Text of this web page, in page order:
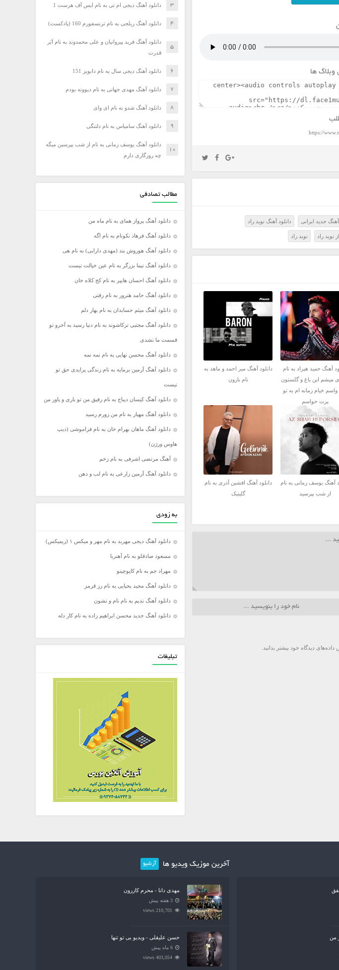
وبلاگ ها
https://
آهنگ جدید ایرانی دانلود آهنگ نوید راد
راد نوید راد
آهنگ حمید هیراد به نام
میشم این باغ و گلستون
خیام زمانه ام به تو
پرت حواسم
دانلود آهنگ میر احمد و ماهد به
نام بارون
آهنگ یوسف زمانی به نام
از شب بپرسید
دانلود آهنگ افشین آذری به نام
گلینیک
دیدگاه خود بیشتر بدانید.
دانلود آهنگ دیجی ام تی به نام ایس آف هرست 1
دانلود آهنگ ریلجی به نام ترنسفورم 160 (پادکست)
دانلود آهنگ فرید پیروانیان و علی محمدوند به نام اَبَر
قدرت
دانلود آهنگ دیجی سال به نام دابویز 151
دانلود آهنگ مهدی جهانی به نام دیوونه بودم
دانلود آهنگ شدو به نام ای وای
دانلود آهنگ سامیاس به نام دلتنگی
دانلود آهنگ یوسف زمانی به نام از شب بپرسین میگه
چه روزگاری دارم
مطالب تصادفی
دانلود آهنگ پرواز همای به نام ماه من
دانلود آهنگ فرهاد نکونام به نام اگه
دانلود آهنگ هوروش بند (مهدی دارابی) به نام هی
دانلود آهنگ نیما بزرگر به نام عین خیالت نیست
دانلود آهنگ احسان هایپر به نام کج کلاه خان
دانلود آهنگ حامد هنرور به نام رفتی
دانلود آهنگ میثم حسابدان به نام بهار دلم
دانلود آهنگ مجتبی ترکاشوند به نام دنیا رسید به آخرو تو
قسمت ما نشدی
دانلود آهنگ محسن نهایی به نام نمه نمه
دانلود آهنگ آرمین برمایه به نام زندگی پرایدی حق تو
نیست
دانلود آهنگ کیسان دیباج به نام رفیق من تو یاری و یاور من
دانلود آهنگ مهیار به نام من زورم رسید
دانلود آهنگ ماهان بهرام خان به نام فراموشی (دیپ
هاوس ورژن)
آهنگ مرتضی اشرفی به نام زخم
دانلود آهنگ آرمین زارعی به نام لب و دهن
به زودی
دانلود آهنگ دیجی مهربد به نام مهر و میکس ۱ (ریمیکس)
مسعود صادقلو به نام آهنربا
مهراد جم به نام کاپوچینو
دانلود آهنگ مجید یحیایی به نام رز قرمز
دانلود آهنگ ندیم به نام نام و نشون
دانلود آهنگ جدید محسن ابراهیم زاده به نام کار دله
تبلیغات
من
آخرین موزیک ویدیو ها آرشیو
مهدی دانا - محرم کازرون
3 هفته پیش
210,701 views
حسن علیقلی - ویدیو بی تو تنها
6 ماه پیش
403,054 views